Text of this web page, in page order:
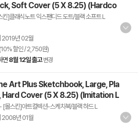
Soft Cover (5 X 8.25) (Hardco
킨]클래식노트 익스팬디드 도트/블랙 소프트 L
2019년 02월
할인 / 2,750원)
면8월 12일 출고 변경
Art Plus Sketchbook, Large, Pla
Hard Cover (5 X 8.25) (Imitation L
- [몰스킨]아트컬렉션-스케치북/블랙 하드 L
2008년 01월